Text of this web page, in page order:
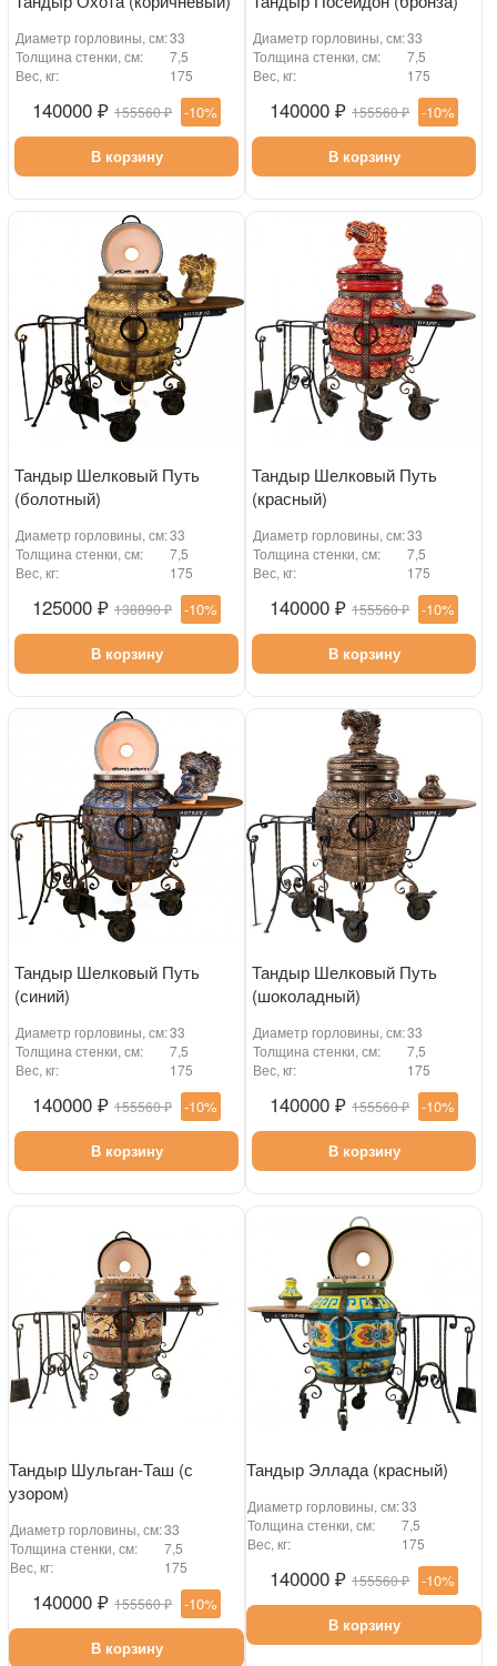
Диаметр горловины, см:33
Толщина стенки, см:
7,5
Вес, кг:
175
140000 ₽ 155560 ₽ -10%
В корзину
Диаметр горловины, см:33
Толщина стенки, см:
7,5
Вес, кг:
175
140000 ₽ 155560 ₽ -10%
В корзину
Тандыр Шелковый Путь
(болотный)
Диаметр горловины, см:33
Толщина стенки, см:
7,5
Вес, кг:
175
125000 ₽ 138890 ₽ -10%
В корзину
Тандыр Шелковый Путь
(красный)
Диаметр горловины, см:33
Толщина стенки, см:
7,5
Вес, кг:
175
140000 ₽ 155560 ₽ -10%
В корзину
Тандыр Шелковый Путь
(синий)
Диаметр горловины, см:33
Толщина стенки, см:
7,5
Вес, кг:
175
140000 ₽ 155560 ₽ -10%
В корзину
Тандыр Шелковый Путь
(шоколадный)
Диаметр горловины, см:33
Толщина стенки, см:
7,5
Вес, кг:
175
140000 ₽ 155560 ₽ -10%
В корзину
Тандыр Шульган-Таш (с
узором)
Диаметр горловины, см:33
Толщина стенки, см:
7,5
Вес, кг:
175
140000 ₽ 155560 ₽ -10%
В корзину
Тандыр Эллада (красный)
Диаметр горловины, см:33
Толщина стенки, см:
7,5
Вес, кг:
175
140000 ₽ 155560 ₽ -10%
В корзину